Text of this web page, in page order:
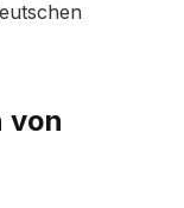
von